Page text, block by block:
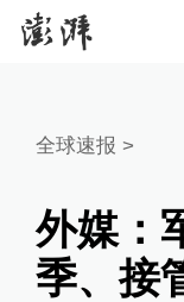
全球速报 >
外媒：
季、接